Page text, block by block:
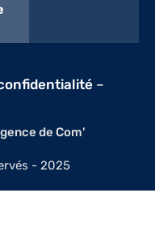
–
de Com'
- 2025